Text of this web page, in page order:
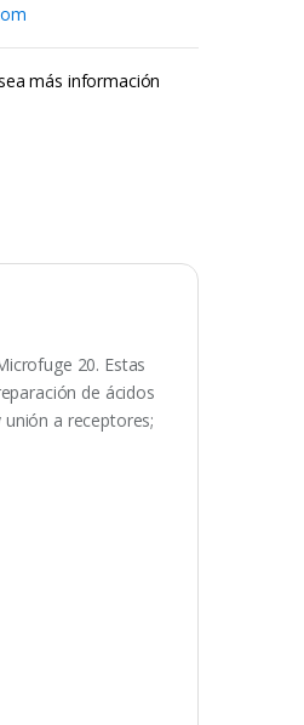
más información
20. Estas
de ácidos
a receptores;